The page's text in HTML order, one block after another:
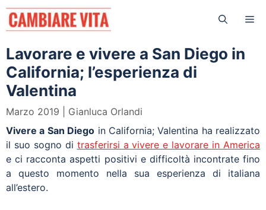
Vai
contenuto
Lavorare e vivere a San Diego in
California; l’esperienza di
Valentina
Marzo 2019
Gianluca Orlandi
Vivere a San Diego in California; Valentina ha realizzato
il suo sogno di trasferirsi a vivere e lavorare in America
e ci racconta aspetti positivi e difficoltà incontrate fino
a questo momento nella sua esperienza di italiana
all’estero.